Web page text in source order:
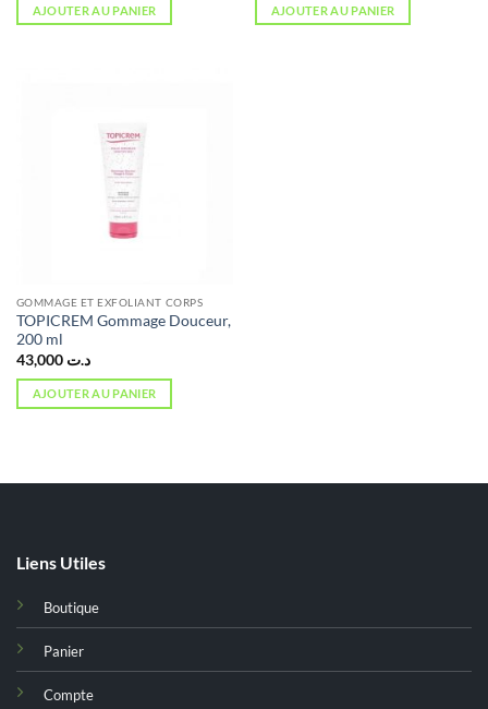
AJOUTER AU PANIER AJOUTER AU PANIER
GOMMAGE ET EXFOLIANT CORPS
TOPICREM Gommage Douceur,
200 ml
د.ت 43,000
AJOUTER AU PANIER
Liens Utiles
Boutique
Panier
Compte